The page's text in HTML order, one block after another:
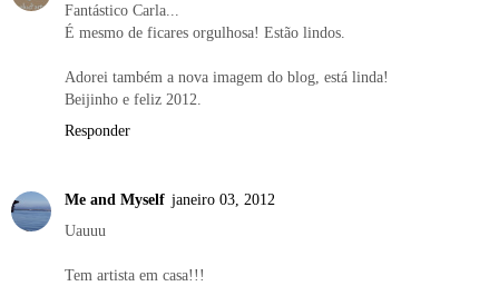
Fantástico Carla...
É mesmo de ficares orgulhosa! Estão lindos.
Adorei também a nova imagem do blog, está linda!
Beijinho e feliz 2012.
Responder
Me and Myself janeiro 03, 2012
Uauuu
Tem artista em casa!!!